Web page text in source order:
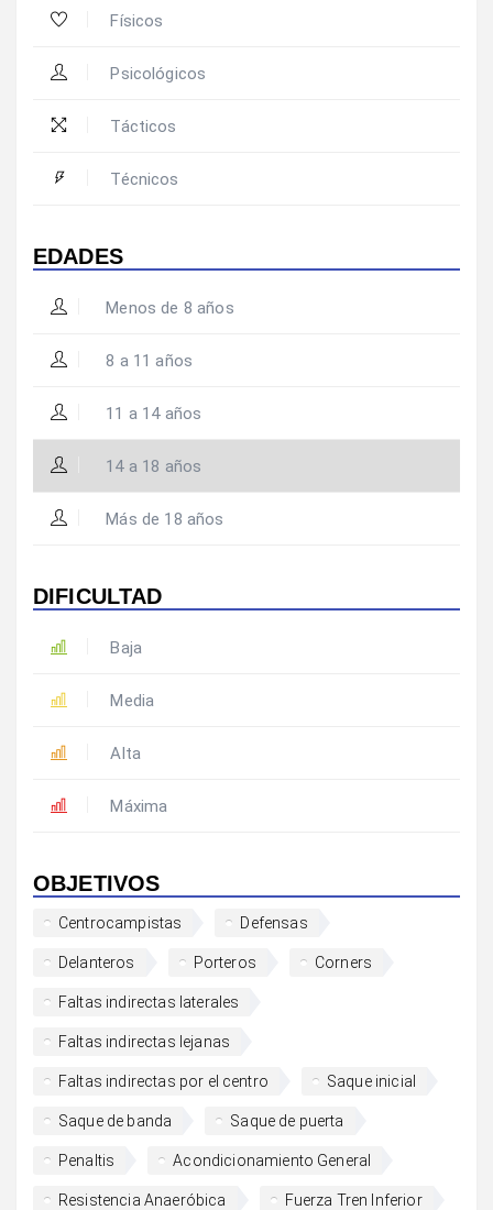
Físicos
Psicológicos
Tácticos
Técnicos
EDADES
Menos de 8 años
8 a 11 años
11 a 14 años
14 a 18 años
Más de 18 años
DIFICULTAD
Baja
Media
Alta
Máxima
OBJETIVOS
Centrocampistas Defensas
Delanteros Porteros Corners
Faltas indirectas laterales
Faltas indirectas lejanas
Faltas indirectas por el centro Saque inicial
Saque de banda Saque de puerta
Penaltis Acondicionamiento General
Resistencia Anaeróbica Fuerza Tren Inferior